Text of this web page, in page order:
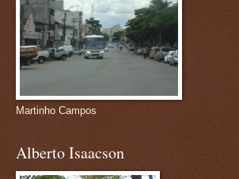
Martinho Campos
Alberto Isaacson